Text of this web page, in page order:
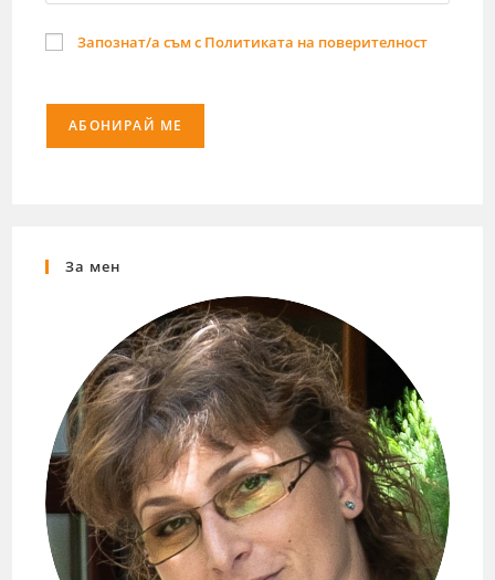
Запознат/а съм с Политиката на поверителност
За мен